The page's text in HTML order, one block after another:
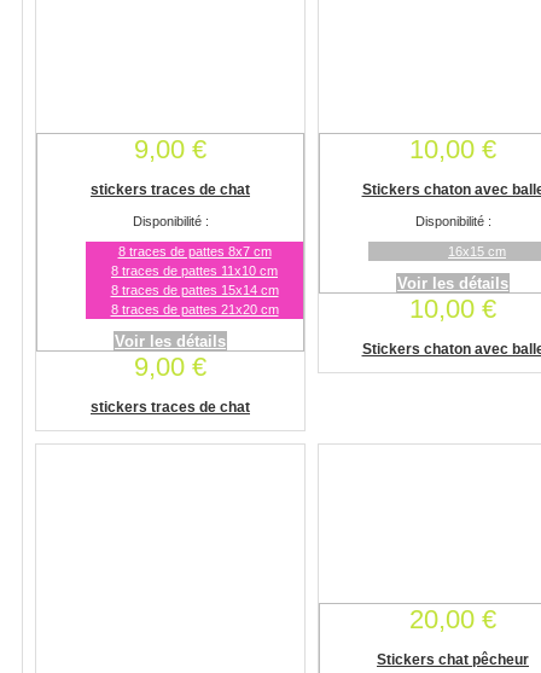
9,00 €
stickers traces de chat
Disponibilité :
8 traces de pattes 8x7 cm
8 traces de pattes 11x10 cm
8 traces de pattes 15x14 cm
8 traces de pattes 21x20 cm
Voir les détails
9,00 €
stickers traces de chat
10,00 €
Stickers chaton avec
Disponibilité :
16x15 cm
Voir les détails
10,00 €
Stickers chaton avec
20,00 €
Stickers chat pêcheur